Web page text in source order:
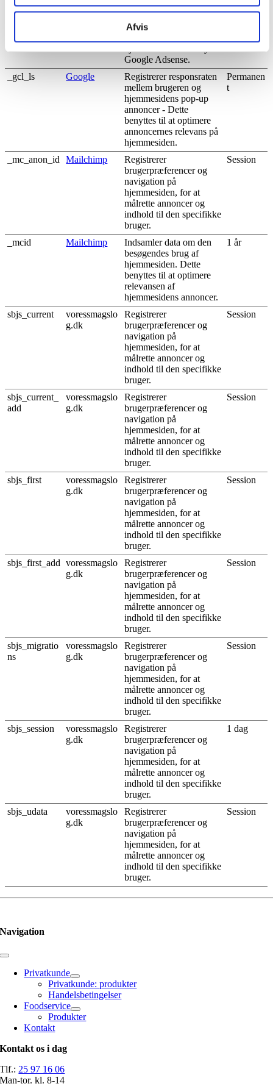
Afvis
eksperimentere med
effektiviteten af
deres&nbsp;annoncer.
Google Adsense.
_gcl_ls Google
Registrerer responsraten
mellem brugeren og
hjemmesidens pop-up
annoncer - Dette
benyttes til at optimere
annoncernes relevans på
hjemmesiden.
Permanen
t
_mc_anon_id Mailchimp
Registrerer
brugerpræferencer og
navigation på
hjemmesiden, for at
målrette annoncer og
indhold til den specifikke
bruger.
Session
_mcid Mailchimp
Indsamler data om den
besøgendes brug af
hjemmesiden. Dette
benyttes til at optimere
relevansen af
hjemmesidens annoncer.
1 år
sbjs_current
voressmagslo
g.dk
Registrerer
brugerpræferencer og
navigation på
hjemmesiden, for at
målrette annoncer og
indhold til den specifikke
bruger.
Session
sbjs_current_
add
voressmagslo
g.dk
Registrerer
brugerpræferencer og
navigation på
hjemmesiden, for at
målrette annoncer og
indhold til den specifikke
bruger.
Session
sbjs_first
voressmagslo
g.dk
Registrerer
brugerpræferencer og
navigation på
hjemmesiden, for at
målrette annoncer og
indhold til den specifikke
bruger.
Session
sbjs_first_add
voressmagslo
g.dk
Registrerer
brugerpræferencer og
navigation på
hjemmesiden, for at
målrette annoncer og
indhold til den specifikke
bruger.
Session
sbjs_migratio
ns
voressmagslo
g.dk
Registrerer
brugerpræferencer og
navigation på
hjemmesiden, for at
målrette annoncer og
indhold til den specifikke
bruger.
Session
sbjs_session
voressmagslo
g.dk
Registrerer
brugerpræferencer og
navigation på
hjemmesiden, for at
målrette annoncer og
indhold til den specifikke
bruger.
1 dag
sbjs_udata
voressmagslo
g.dk
Registrerer
brugerpræferencer og
navigation på
hjemmesiden, for at
målrette annoncer og
indhold til den specifikke
bruger.
Session
Navigation
Toggle
NavigationPrivatkunde
Privatkunde: produkter
Handelsbetingelser
Foodservice
Produkter
Kontakt
Kontakt os i dag
Tlf.: 25 97 16 06
Man-tor. kl. 8-14